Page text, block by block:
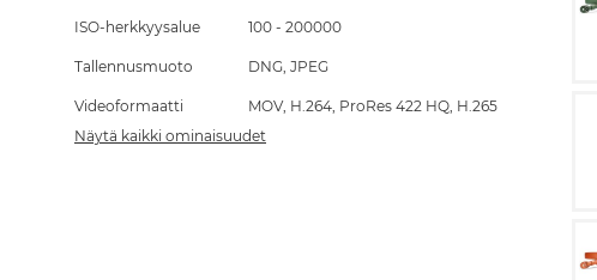
ISO-herkkyysalue 100 - 200000
Tallennusmuoto DNG, JPEG
Videoformaatti
MOV, H.264, ProRes 422 HQ, H.265
Näytä kaikki ominaisuudet